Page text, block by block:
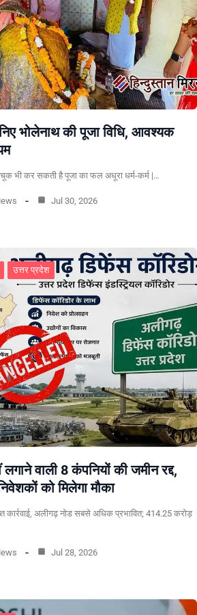
भोलेनाथ की पूजा विधि, आवश्यक
चूक भी कर सकती है पूजा का फल अधूरा धर्म-कर्म |…
Jul 30, 2026
उत्तर प्रदेश
वाली 8 कंपनियों की जमीन रद्द,
को मिलेगा मौका
कार्रवाई, अलीगढ़ नोड सबसे अधिक प्रभावित; 414.25 करोड़
Jul 28, 2026